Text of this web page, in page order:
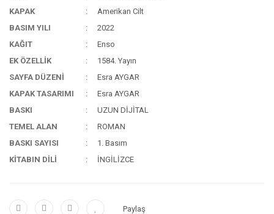
KAPAK
Amerikan Cilt
BASIM YILI
2022
KAĞIT
Enso
EK ÖZELLİK
1584. Yayın
SAYFA DÜZENİ
Esra AYGAR
KAPAK TASARIMI
Esra AYGAR
BASKI
UZUN DİJİTAL
TEMEL ALAN
ROMAN
BASKI SAYISI
1. Basım
KİTABIN DİLİ
İNGİLİZCE
Paylaş